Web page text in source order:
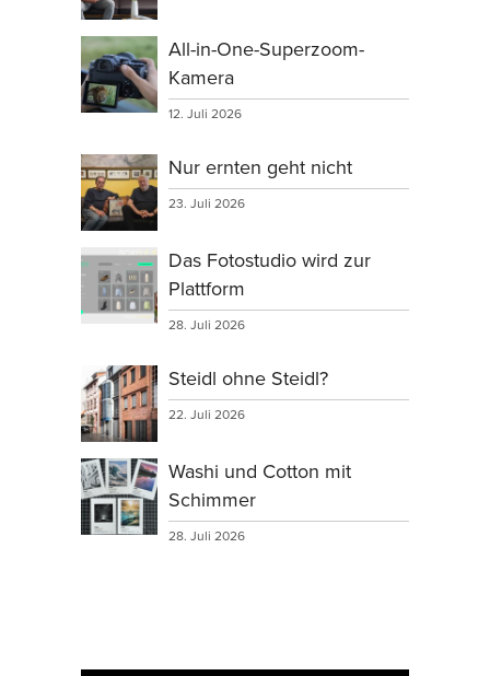
All-in-One-Superzoom-
Kamera
12. Juli 2026
Nur ernten geht nicht
23. Juli 2026
Das Fotostudio wird zur
Plattform
28. Juli 2026
Steidl ohne Steidl?
22. Juli 2026
Washi und Cotton mit
Schimmer
28. Juli 2026